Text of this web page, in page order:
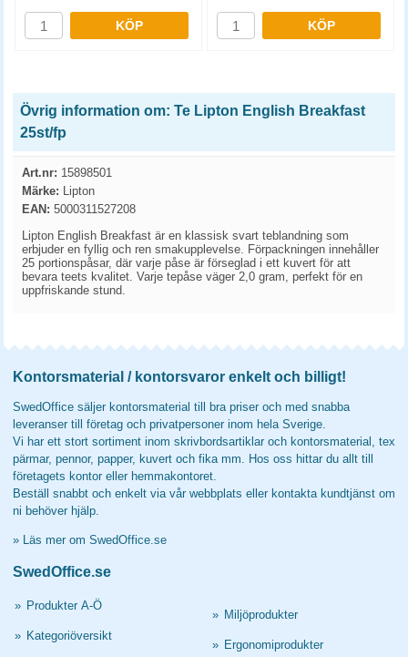
KÖP KÖP
Övrig information om: Te Lipton English Breakfast
25st/fp
Art.nr: 15898501
Märke: Lipton
EAN: 5000311527208
Lipton English Breakfast är en klassisk svart teblandning som
erbjuder en fyllig och ren smakupplevelse. Förpackningen innehåller
25 portionspåsar, där varje påse är förseglad i ett kuvert för att
bevara teets kvalitet. Varje tepåse väger 2,0 gram, perfekt för en
uppfriskande stund.
Kontorsmaterial / kontorsvaror enkelt och billigt!
SwedOffice säljer kontorsmaterial till bra priser och med snabba
leveranser till företag och privatpersoner inom hela Sverige.
Vi har ett stort sortiment inom skrivbordsartiklar och kontorsmaterial, tex
pärmar, pennor, papper, kuvert och fika mm. Hos oss hittar du allt till
företagets kontor eller hemmakontoret.
Beställ snabbt och enkelt via vår webbplats eller kontakta kundtjänst om
ni behöver hjälp.
» Läs mer om SwedOffice.se
SwedOffice.se
» Produkter A-Ö
» Kategoriöversikt
» Miljöprodukter
» Ergonomiprodukter